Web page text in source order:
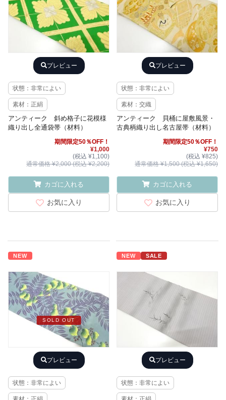
プレビュー
状態：非常によい
素材：正絹
アンティーク 斜め格子に花模様
織り出し全通袋帯（材料）
期間限定50％OFF！
¥1,000
(税込 ¥1,100)
通常価格 ¥2,000 (税込 ¥2,200)
カゴに入れる
お気に入り
プレビュー
状態：非常によい
素材：交織
アンティーク 貝桶に屋敷風景・
古典柄織り出し名古屋帯（材料）
期間限定50％OFF！
¥750
(税込 ¥825)
通常価格 ¥1,500 (税込 ¥1,650)
カゴに入れる
お気に入り
NEW
SOLD OUT
プレビュー
状態：非常によい
NEW SALE
プレビュー
状態：非常によい